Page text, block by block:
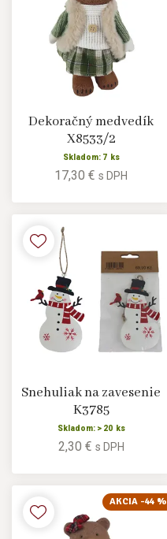
Dekoračný medvedík
X8533/2
Skladom: 7 ks
17,30 €s DPH
Snehuliak na zavesenie
K3785
Skladom: > 20 ks
2,30 € s DPH
AKCIA -44 %